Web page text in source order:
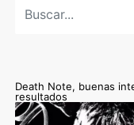
Death Note, buenas
resultados